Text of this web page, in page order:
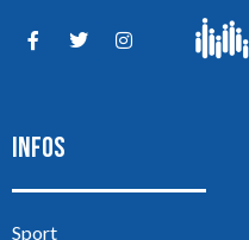
INFOS
Sport